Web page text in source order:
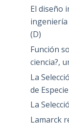
El diseño
ingeniería
(D)
Función
ciencia?,
La
de Especie
La
Lamarck